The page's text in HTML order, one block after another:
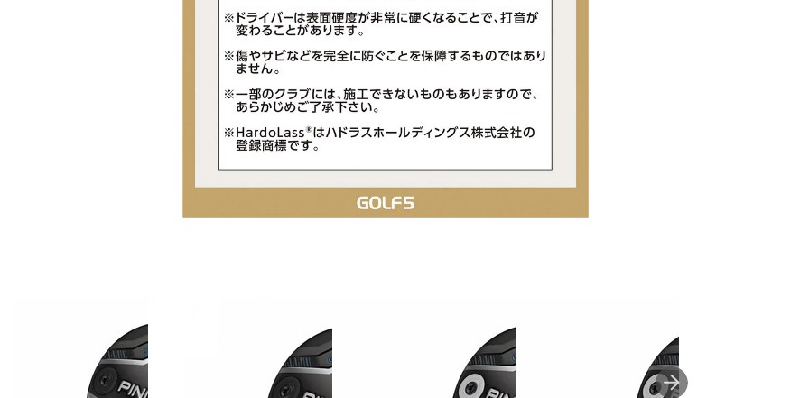
■メーカー型番：6200610115